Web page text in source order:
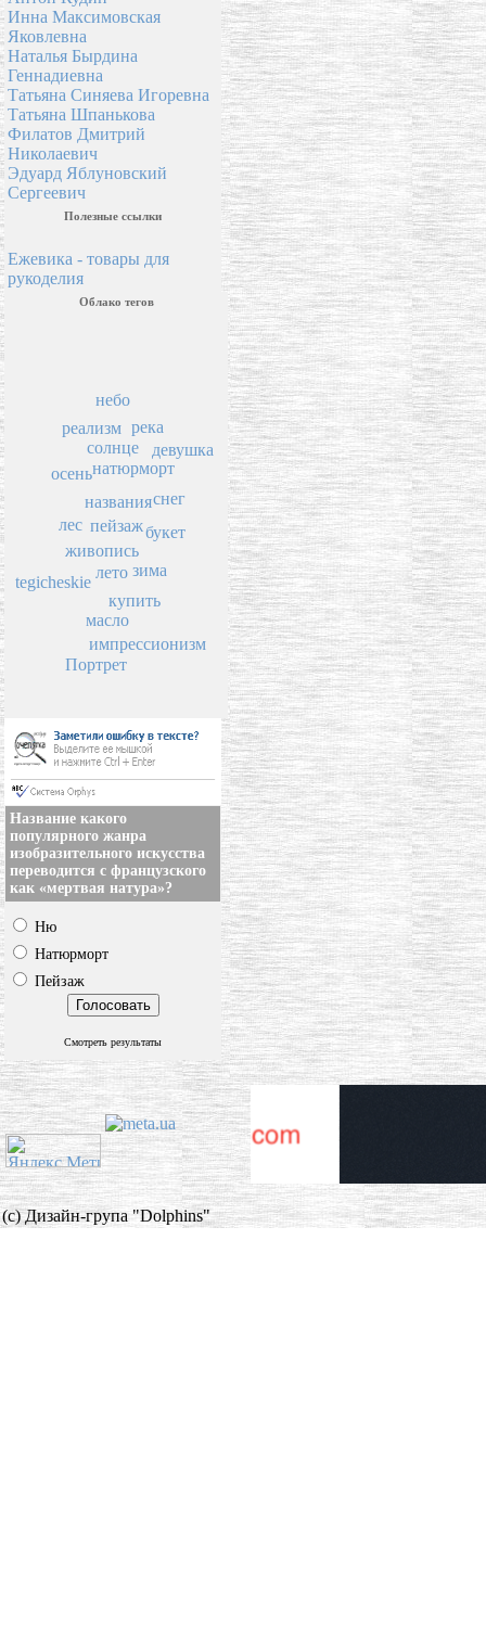
Инна Максимовская
Яковлевна
Наталья Бырдина
Геннадиевна
Татьяна Синяева Игоревна
Татьяна Шпанькова
Филатов Дмитрий
Николаевич
Эдуард Яблуновский
Сергеевич
Полезные ссылки
Ежевика - товары для
рукоделия
Облако тегов
пейзаж
названия
живопись
лето
натюрморт
купить
солнце
лес
зима
осень
букет
масло
река
снег
tegicheskie
реализм
небо
импрессионизм
Портрет
девушка
Название какого
популярного жанра
изобразительного искусства
переводится с французского
как «мертвая натура»?
Ню
Натюрморт
Пейзаж
Смотреть результаты
(c) Дизайн-група "Dolphins"